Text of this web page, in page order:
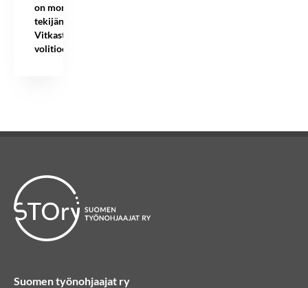
on monen
tekijän summa –
Vitkastelusta
volitioon
Suomen työnohjaajat ry